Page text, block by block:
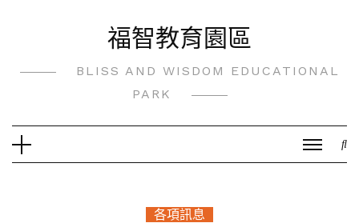
福智教育園區
BLISS AND WISDOM EDUCATIONAL
PARK
各項訊息